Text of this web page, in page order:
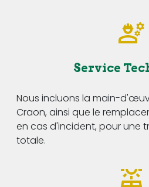
Service
Nous incluons la main-
Craon, ainsi que le
en cas d'incident, pour une
totale.